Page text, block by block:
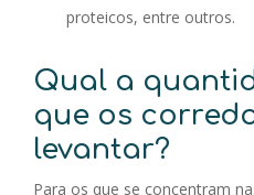
proteicos, entre outros.
Qual a
que os
levantar?
Para os que se concentram